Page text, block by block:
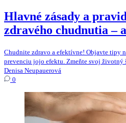
Hlavné zásady a
zdravého chudnutia –
Chudnite zdravo a efektívne! Objavte tipy
prevenciu jojo efektu. Zmeňte svoj životný
Denisa Neupauerová
0